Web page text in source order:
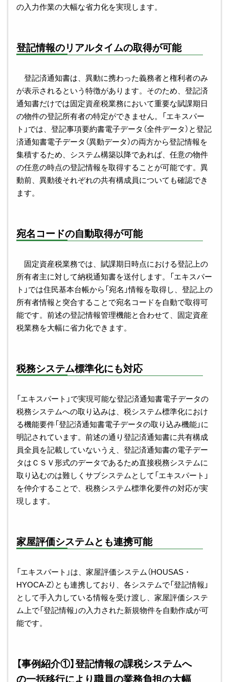
の入力作業の大幅な省力化を実現します。
登記情報のリアルタイムの取得が可能
登記済通知書は、異動に携わった義務者と権利者のみ
が表示されるという特徴があります。そのため、登記済
通知書だけでは固定資産税業務において重要な賦課期日
の物件の登記所有者の特定ができません。「エキスパー
ト」では、登記事項要約書電子データ（全件データ）と登記
済通知書電子データ（異動データ）の両方から登記情報を
集積するため、システム構築以降であれば、任意の物件
の任意の時点の登記情報を取得することが可能です。異
動前、異動後それぞれの共有構成員についても確認でき
ます。
宛名コードの自動取得が可能
固定資産税業務では、賦課期日時点における登記上の
所有者主に対して納税通知書を送付します。「エキスパー
ト」では住民基本台帳から「宛名」情報を取得し、登記上の
所有者情報と突合することで宛名コードを自動で取得可
能です。前述の登記情報管理機能と合わせて、固定資産
税業務を大幅に省力化できます。
税務システム標準化にも対応
「エキスパート」で実現可能な登記済通知書電子データの
税務システムへの取り込みは、税システム標準化におけ
る機能要件「登記済通知書電子データの取り込み機能」に
明記されています。前述の通り登記済通知書に共有構成
員全員を記載していないうえ、登記済通知書の電子デー
タはＣＳＶ形式のデータであるため直接税務システムに
取り込むのは難しくサブシステムとして「エキスパート」
を仲介することで、税務システム標準化要件の対応が実
現します。
家屋評価システムとも連携可能
「エキスパート」は、家屋評価システム（HOUSAS・
HYOCA-Z）とも連携しており、各システムで「登記情報」
として手入力している情報を受け渡し、家屋評価システ
ム上で「登記情報」の入力された新規物件を自動作成が可
能です。
【事例紹介①】登記情報の課税システムへ
の一括移行により職員の業務負担の大幅